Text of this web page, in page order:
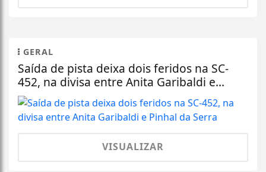
GERAL
Saída de pista deixa dois feridos na SC-
452, na divisa entre Anita Garibaldi e...
VISUALIZAR